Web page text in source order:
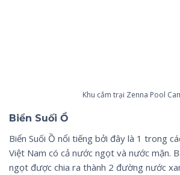
Khu cắm trại Zenna Pool
Biển Suối Ồ
Biển Suối Ồ nổi tiếng bởi đây là 1 trong
Việt Nam có cả nước ngọt và nước mặn.
ngọt được chia ra thành 2 đường nước